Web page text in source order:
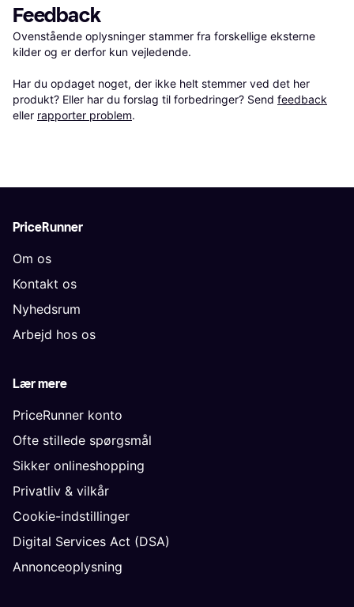
Feedback
Ovenstående oplysninger stammer fra forskellige eksterne
kilder og er derfor kun vejledende.
Har du opdaget noget, der ikke helt stemmer ved det her
produkt? Eller har du forslag til forbedringer? Send feedback
eller rapporter problem.
PriceRunner
Om os
Kontakt os
Nyhedsrum
Arbejd hos os
Lær mere
PriceRunner konto
Ofte stillede spørgsmål
Sikker onlineshopping
Privatliv & vilkår
Cookie-indstillinger
Digital Services Act (DSA)
Annonceoplysning